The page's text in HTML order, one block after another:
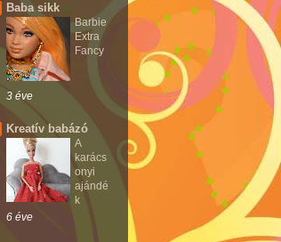
Baba sikk
Barbie
Extra
Fancy
3 éve
Kreatív babázó
A
karács
onyi
ajándé
k
6 éve